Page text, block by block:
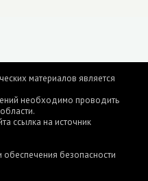
материалов является
необходимо проводить
ссылка на источник
безопасности